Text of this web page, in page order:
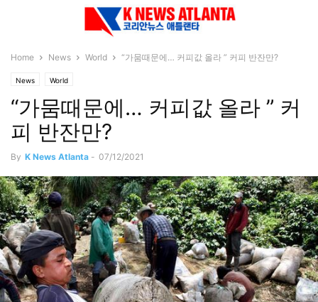
Home News World “가뭄때문에… 커피값 올라 ” 커피 반잔만?
News World
“가뭄때문에… 커피값 올라 ” 커
피 반잔만?
By K News Atlanta - 07/12/2021